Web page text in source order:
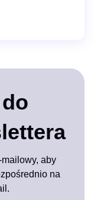
aby
na